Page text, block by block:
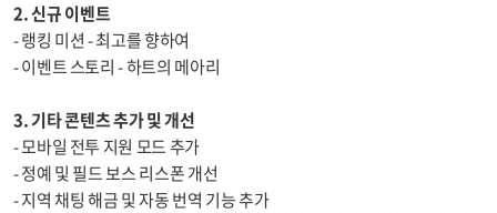
2. 신규 이벤트
- 랭킹 미션 - 최고를 향하여
- 이벤트 스토리 - 하트의 메아리
3. 기타 콘텐츠 추가 및 개선
- 모바일 전투 지원 모드 추가
- 정예 및 필드 보스 리스폰 개선
- 지역 채팅 해금 및 자동 번역 기능 추가